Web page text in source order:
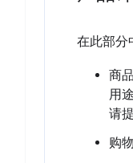
在此部分
商
用
请
购